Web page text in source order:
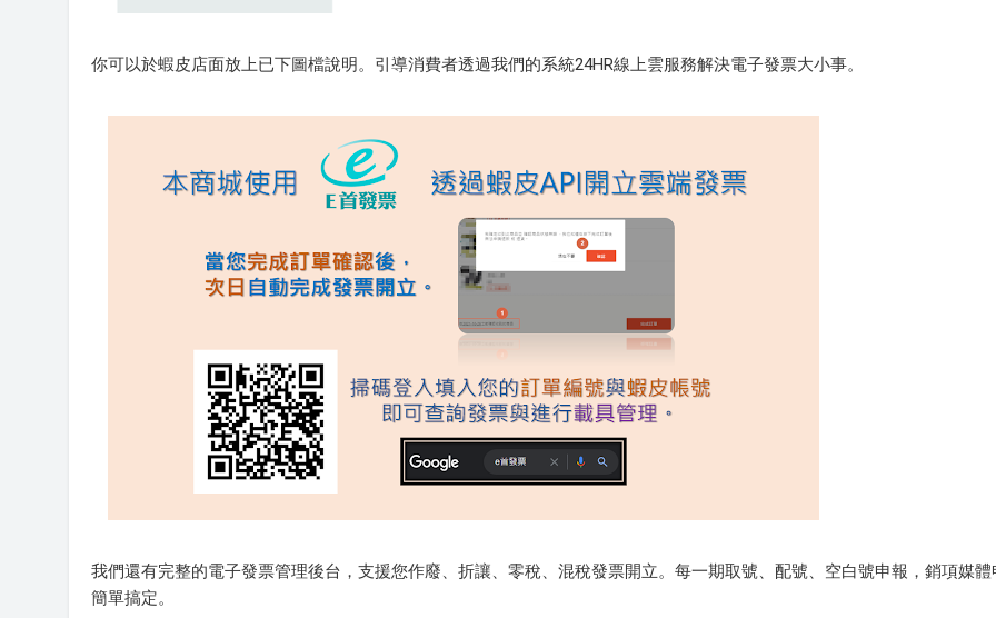
你可以於蝦皮店面放上已下圖檔說明。引導消費者透過我們的系統24HR線上雲服務解決電子發票大小事。
我們還有完整的電子發票管理後台，支援您作廢、折讓、零稅、混稅發票開立。每一期取號、配號、空白號申報，銷項媒
簡單搞定。